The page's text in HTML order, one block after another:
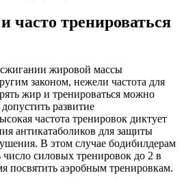
часто тренироваться
жировой массы
законом, нежели частота для
жир и тренироваться можно
развитие
частота тренировок диктует
антикатаболиков для защиты
В этом случае бодибилдерам
число силовых тренировок до 2 в
посвятить аэробным тренировкам.